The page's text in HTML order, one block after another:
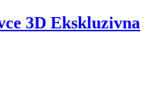
3D Ekskluzivna